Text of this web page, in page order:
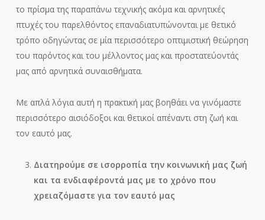
το πρίσμα της παραπάνω τεχνικής ακόμα και αρνητικές
πτυχές του παρελθόντος επαναδιατυπώνονται με θετικό
τρόπο οδηγώντας σε μία περισσότερο οπτιμιστική θεώρηση
του παρόντος και του μέλλοντος μας και προστατεύοντάς
μας από αρνητικά συναισθήματα.
Με απλά λόγια αυτή η πρακτική μας βοηθάει να γινόμαστε
περισσότερο αισιόδοξοι και θετικοί απέναντι στη ζωή και
τον εαυτό μας.
Διατηρούμε σε ισορροπία την κοινωνική μας ζωή
και τα ενδιαφέροντά μας με το χρόνο που
χρειαζόμαστε για τον εαυτό μας